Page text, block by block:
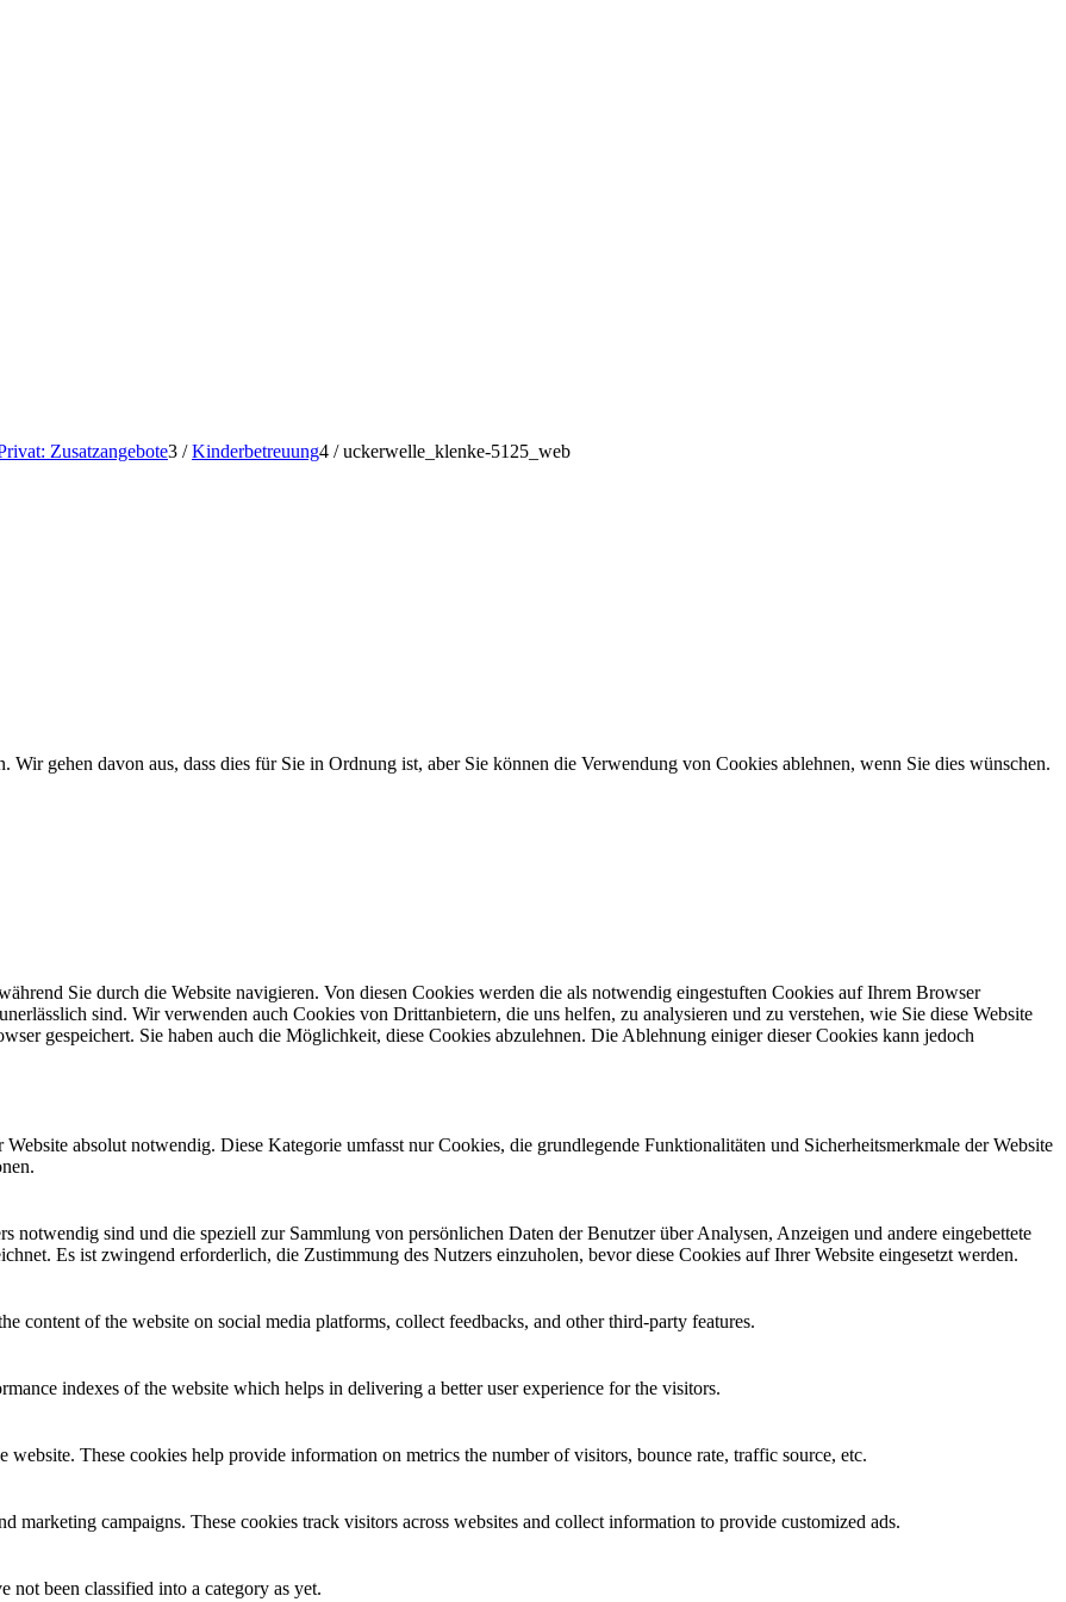
Zusatzangebote3 / Kinderbetreuung4 / uckerwelle_klenke-5125_web
gehen davon aus, dass dies für Sie in Ordnung ist, aber Sie können die Verwendung von Cookies ablehnen, wenn Sie dies wünschen.
Sie durch die Website navigieren. Von diesen Cookies werden die als notwendig eingestuften Cookies auf Ihrem Browser
sind. Wir verwenden auch Cookies von Drittanbietern, die uns helfen, zu analysieren und zu verstehen, wie Sie diese Website
gespeichert. Sie haben auch die Möglichkeit, diese Cookies abzulehnen. Die Ablehnung einiger dieser Cookies kann jedoch
absolut notwendig. Diese Kategorie umfasst nur Cookies, die grundlegende Funktionalitäten und Sicherheitsmerkmale der Website
notwendig sind und die speziell zur Sammlung von persönlichen Daten der Benutzer über Analysen, Anzeigen und andere eingebettete
Es ist zwingend erforderlich, die Zustimmung des Nutzers einzuholen, bevor diese Cookies auf Ihrer Website eingesetzt werden.
content of the website on social media platforms, collect feedbacks, and other third-party features.
indexes of the website which helps in delivering a better user experience for the visitors.
These cookies help provide information on metrics the number of visitors, bounce rate, traffic source, etc.
marketing campaigns. These cookies track visitors across websites and collect information to provide customized ads.
not been classified into a category as yet.